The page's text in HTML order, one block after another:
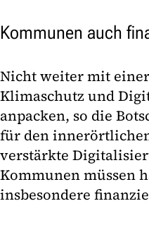
Kommunen auch
Nicht weiter mit
Klimaschutz und
anpacken, so die
für den
verstärkte
Kommunen müssen
insbesondere